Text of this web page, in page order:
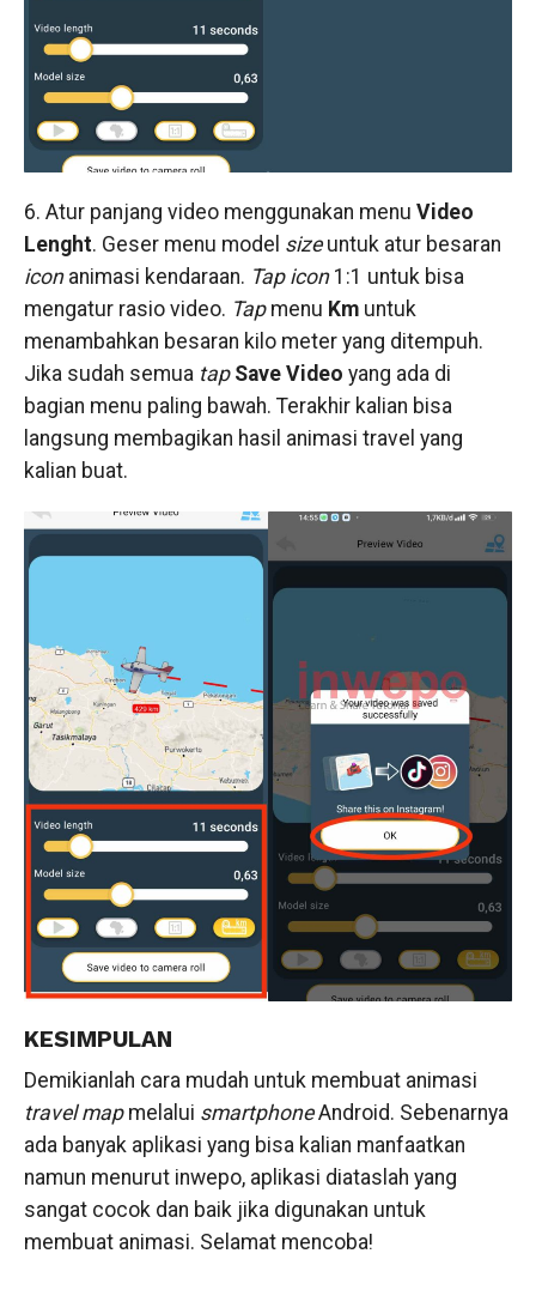
6. Atur panjang video menggunakan menu Video
Lenght. Geser menu model sizeuntuk atur besaran
iconanimasi kendaraan. Tap icon1:1 untuk bisa
mengatur rasio video. Tapmenu Kmuntuk
menambahkan besaran kilo meter yang ditempuh.
Jika sudah semua tap Save Video yang ada di
bagian menu paling bawah. Terakhir kalian bisa
langsung membagikan hasil animasi travel yang
kalian buat.
KESIMPULAN
Demikianlah cara mudah untuk membuat animasi
travel mapmelalui smartphoneAndroid. Sebenarnya
ada banyak aplikasi yang bisa kalian manfaatkan
namun menurut inwepo, aplikasi diataslah yang
sangat cocok dan baik jika digunakan untuk
membuat animasi. Selamat mencoba!